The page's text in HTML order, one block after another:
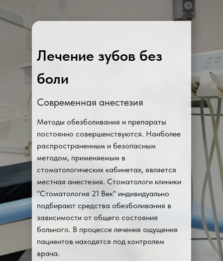
Лечение зубов без
боли
Методы обезболивания и препараты
постоянно совершенствуются. Наиболее
распространенным и безопасным
методом, применяемым в
стоматологических кабинетах, является
местная анестезия. Стоматологи клиники
"Стоматология 21 Век" индивидуально
подбирают средства обезболивания в
зависимости от общего состояния
больного. В процессе лечения ощущения
пациентов находятся под контролем
врача.
Современная анестезия